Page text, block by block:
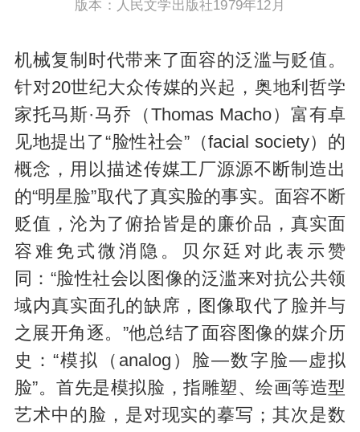
版本：人民文学出版社1979年12月
机械复制时代带来了面容的泛滥与贬值。
针对20世纪大众传媒的兴起，奥地利哲学
家托马斯·马乔（Thomas Macho）富有卓
见地提出了“脸性社会”（facial society）的
概念，用以描述传媒工厂源源不断制造出
的“明星脸”取代了真实脸的事实。面容不断
贬值，沦为了俯拾皆是的廉价品，真实面
容难免式微消隐。贝尔廷对此表示赞
同：“脸性社会以图像的泛滥来对抗公共领
域内真实面孔的缺席，图像取代了脸并与
之展开角逐。”他总结了面容图像的媒介历
史：“模拟（analog）脸—数字脸—虚拟
脸”。首先是模拟脸，指雕塑、绘画等造型
艺术中的脸，是对现实的摹写；其次是数